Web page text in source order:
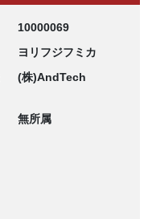
10000069
ヨリフジフミカ
(株)AndTech
無所属